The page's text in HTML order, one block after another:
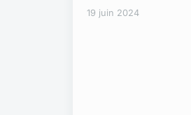
19 juin 2024